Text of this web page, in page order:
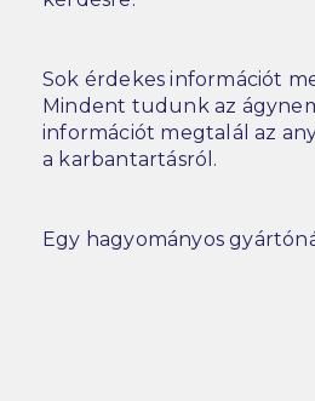
Sok érdekes információt
Mindent tudunk az
információt megtalál az
a karbantartásról.
Egy hagyományos